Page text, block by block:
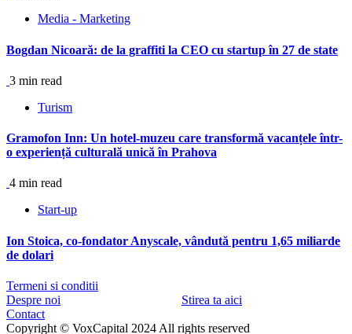
Media - Marketing
Bogdan Nicoară: de la graffiti la CEO cu startup în 27 de state
3 min read
Turism
Gramofon Inn: Un hotel-muzeu care transformă vacanțele într-
o experiență culturală unică în Prahova
4 min read
Start-up
Ion Stoica, co-fondator Anyscale, vândută pentru 1,65 miliarde
de dolari
Termeni si conditii
Despre noi
Stirea ta aici
Contact
Copyright © VoxCapital 2024 All rights reserved